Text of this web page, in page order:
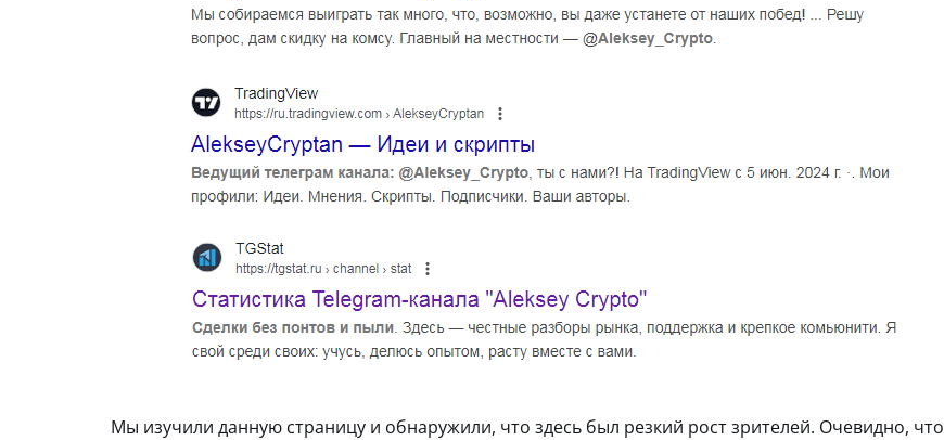
Мы изучили данную страницу и обнаружили, что здесь был резкий рост зрителей. Очевидно, что